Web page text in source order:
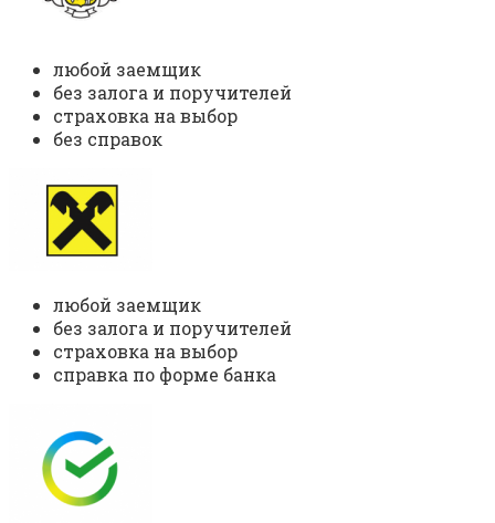
любой заемщик
без залога и поручителей
страховка на выбор
без справок
любой заемщик
без залога и поручителей
страховка на выбор
справка по форме банка